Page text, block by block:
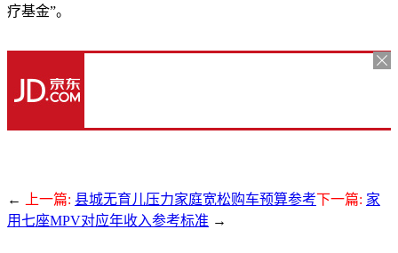
疗基金”。
← 上一篇: 县城无育儿压力家庭宽松购车预算参考下一篇: 家
用七座MPV对应年收入参考标准 →